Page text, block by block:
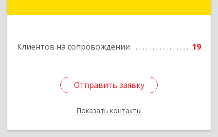
Клиентов на сопровождении 19
Отправить заявку
Показать контакты
Отправить заявку
Назад